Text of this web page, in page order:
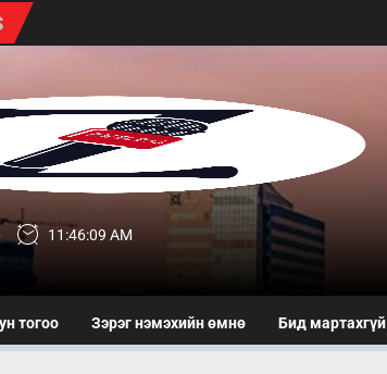
11:46:10 AM
тогоо Зэрэг нэмэхийн өмнө Бид мартахгүй